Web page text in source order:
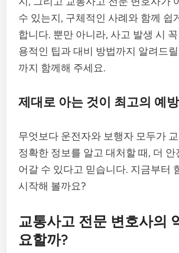
수 있는지, 구체적인 사례와 함께 쉽
합니다. 뿐만 아니라, 사고 발생 시
용적인 팁과 대비 방법까지 알려드
까지 함께해 주세요.
제대로 아는 것이 최고의 예방
무엇보다 운전자와 보행자 모두가
정확한 정보를 알고 대처할 때, 더 안
어갈 수 있다고 믿습니다. 지금부터
시작해 볼까요?
교통사고 전문 변호사의
요할까?